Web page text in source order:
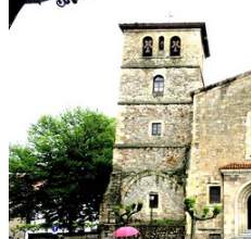
Log diploma en Pdf
Sistemas Digitales
Noticias de interés
Contacto